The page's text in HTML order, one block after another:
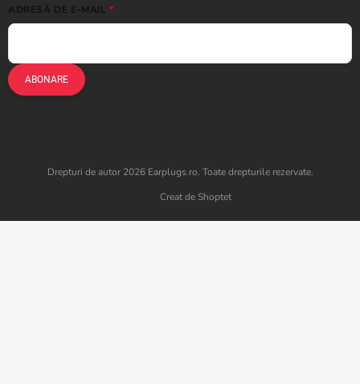
ADRESĂ DE E-MAIL
ABONARE
Creat de Shoptet
Drepturi de autor 2026 Earplugs.ro. Toate drepturile rezervate.